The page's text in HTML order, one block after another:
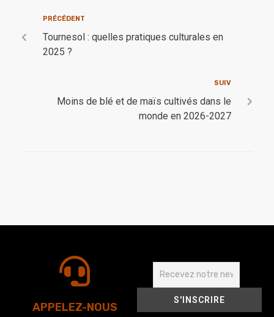
PRÉCÉDENT
Tournesol : quelles pratiques culturales en
2025 ?
SUIV
Moins de blé et de maïs cultivés dans le
monde en 2026-2027
APPELEZ-NOUS